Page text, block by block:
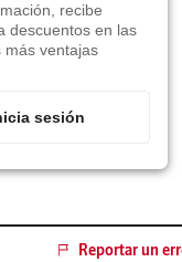
recibe
descuentos en las
más ventajas
sesión
Reportar un